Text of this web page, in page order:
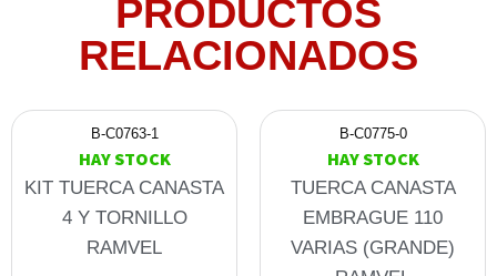
PRODUCTOS
RELACIONADOS
B-C0763-1
HAY STOCK
KIT TUERCA CANASTA
4 Y TORNILLO
RAMVEL
B-C0775-0
HAY STOCK
TUERCA CANASTA
EMBRAGUE 110
VARIAS (GRANDE)